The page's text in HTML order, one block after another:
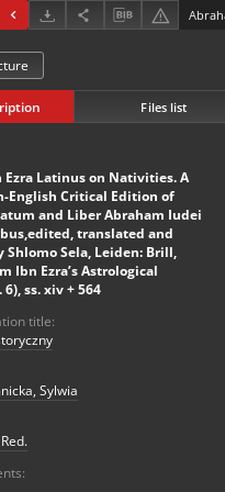
Files list
Ezra Latinus on Nativities. A
English Critical Edition of
and Liber Abraham Iudei
translated and
Shlomo Sela, Leiden: Brill,
Ibn Ezra’s Astrological
ss. xiv + 564
title:
Sylwia